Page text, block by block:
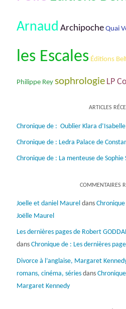
Arnaud Archipoche Quai
les Escales Éditions
Philippe Rey sophrologie LP
ARTICLES
Chronique de : Oublier Klara
Chronique de : Ledra Palace de
Chronique de : La menteuse de Sophie
COMMENTAIRES
Joelle et daniel Maureldans
Joëlle Maurel
Les dernières pages de Robert
dans Chronique de : Les dernières
Divorce à l’anglaise, Margaret
romans, cinéma, sériesdans
Margaret Kennedy